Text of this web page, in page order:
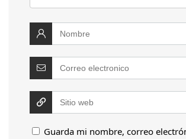
Guarda mi nombre, correo